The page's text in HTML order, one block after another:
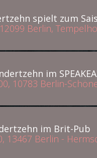
spielt zum
Berlin,
im
10783 Berlin-
im Brit-Pub
13467 Berlin -